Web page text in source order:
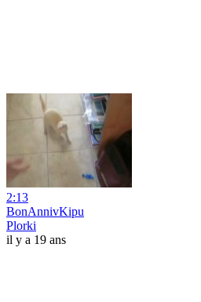
2:13
BonAnnivKipu
Plorki
il y a 19 ans